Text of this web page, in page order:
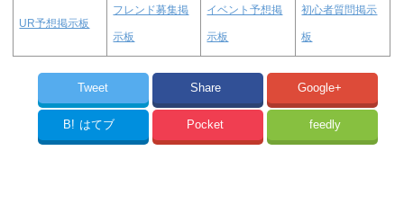
UR予想掲示板
フレンド募集掲
示板
イベント予想掲
示板
初心者質問掲示
板
Tweet Share Google+
B! はてブ Pocket feedly